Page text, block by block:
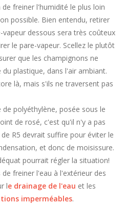
freiner l'humidité le plus loin
possible. Bien entendu, retirer
dessous sera très coûteux
le pare-vapeur. Scellez le plutôt
que les champignons ne
plastique, dans l'air ambiant.
là, mais s'ils ne traversent pas
polyéthylène, posée sous le
de rosé, c'est qu'il n'y a pas
R5 devrait suffire pour éviter le
et donc de moisissure.
pourrait régler la situation!
freiner l'eau à l'extérieur des
le drainage de l'eau et les
imperméables.